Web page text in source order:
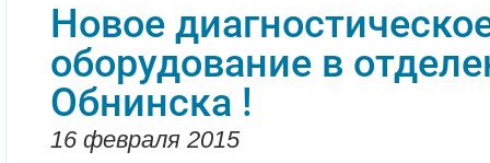
Новое
оборудование в
Обнинска !
16 февраля 2015